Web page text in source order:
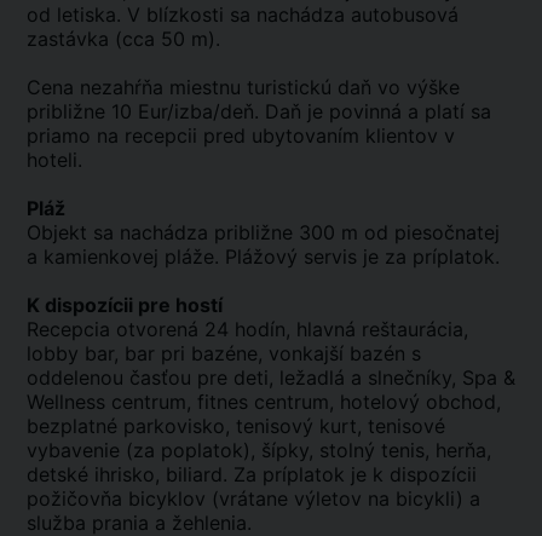
od letiska. V blízkosti sa nachádza autobusová
zastávka (cca 50 m).
Cena nezahŕňa miestnu turistickú daň vo výške
približne 10 Eur/izba/deň. Daň je povinná a platí sa
priamo na recepcii pred ubytovaním klientov v
hoteli.
Pláž
Objekt sa nachádza približne 300 m od piesočnatej
a kamienkovej pláže. Plážový servis je za príplatok.
K dispozícii pre hostí
Recepcia otvorená 24 hodín, hlavná reštaurácia,
lobby bar, bar pri bazéne, vonkajší bazén s
oddelenou časťou pre deti, ležadlá a slnečníky, Spa &
Wellness centrum, fitnes centrum, hotelový obchod,
bezplatné parkovisko, tenisový kurt, tenisové
vybavenie (za poplatok), šípky, stolný tenis, herňa,
detské ihrisko, biliard. Za príplatok je k dispozícii
požičovňa bicyklov (vrátane výletov na bicykli) a
služba prania a žehlenia.